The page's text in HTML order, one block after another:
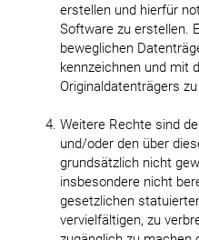
erstellen und hierfür
Software zu erstellen.
beweglichen
kennzeichnen und mit
Originaldatenträgers
Weitere Rechte sind
und/oder den über
grundsätzlich nicht
insbesondere nicht
gesetzlichen
vervielfältigen, zu